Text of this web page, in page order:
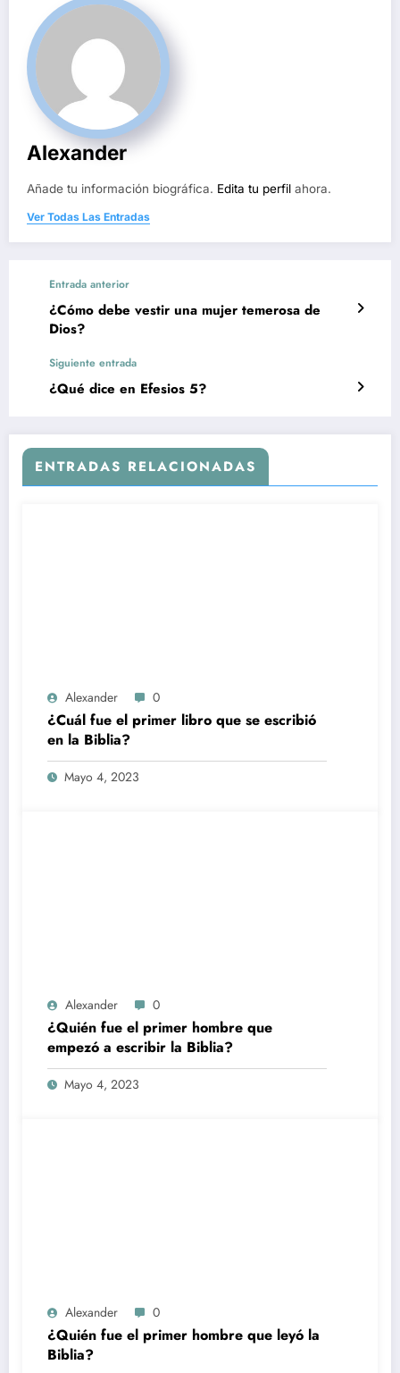
Alexander
Añade tu información biográfica. Edita tu perfil ahora.
Ver Todas Las Entradas
Entrada anterior
¿Cómo debe vestir una mujer temerosa de
Dios?
Siguiente entrada
¿Qué dice en Efesios 5?
ENTRADAS RELACIONADAS
Alexander 0
¿Cuál fue el primer libro que se escribió
en la Biblia?
Mayo 4, 2023
Alexander 0
¿Quién fue el primer hombre que
empezó a escribir la Biblia?
Mayo 4, 2023
Alexander 0
¿Quién fue el primer hombre que leyó la
Biblia?